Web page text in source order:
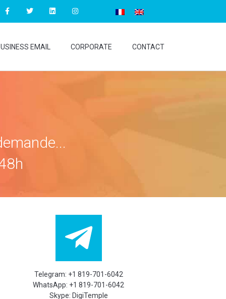
EMAIL CORPORATE CONTACT
Telegram: +1 819-701-6042
WhatsApp: +1 819-701-6042
Skype: DigiTemple